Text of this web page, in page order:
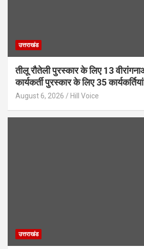
उत्तराखंड
तीलू रौतेली पुरस्कार के लिए 13
कार्यकर्ती पुरस्कार के लिए 35
August 6, 2026 Hill Voice
उत्तराखंड